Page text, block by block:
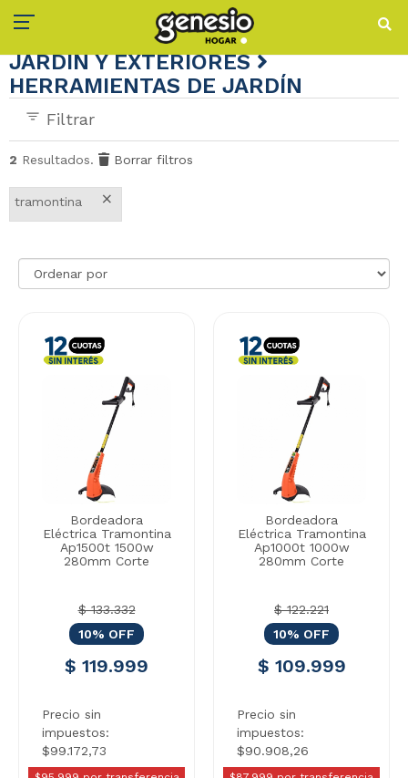
JARDÍN Y EXTERIORES
HERRAMIENTAS DE JARDÍN
Filtrar
2 Resultados. Borrar filtros
×
tramontina
Bordeadora
Eléctrica Tramontina
Ap1500t 1500w
280mm Corte
$ 133.332
10% OFF
$ 119.999
Precio sin
impuestos:
$99.172,73
Bordeadora
Eléctrica Tramontina
Ap1000t 1000w
280mm Corte
$ 122.221
10% OFF
$ 109.999
Precio sin
impuestos:
$90.908,26